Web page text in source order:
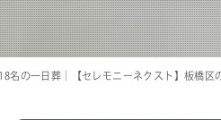
名の一日葬｜【セレモニーネクスト】板橋区